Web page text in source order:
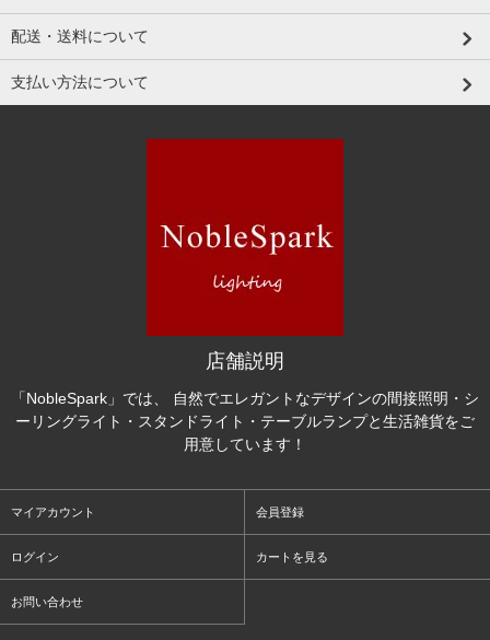
配送・送料について
支払い方法について
店舗説明
「NobleSpark」では、 自然でエレガントなデザインの間接照明・シ
ーリングライト・スタンドライト・テーブルランプと生活雑貨をご
用意しています！
マイアカウント 会員登録
ログイン カートを見る
お問い合わせ